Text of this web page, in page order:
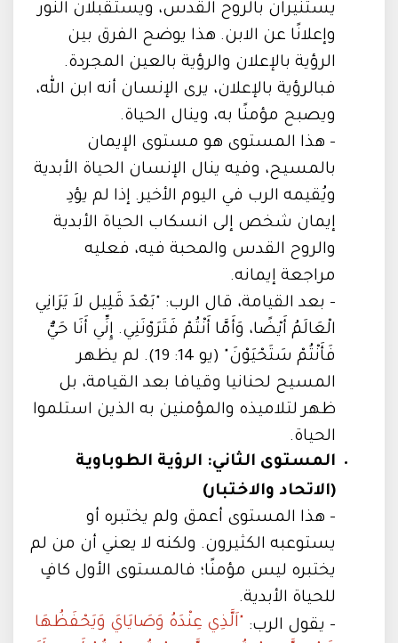
يستنيران بالروح القدس، ويستقبلان النور
وإعلانًا عن الابن. هذا يوضح الفرق بين
الرؤية بالإعلان والرؤية بالعين المجردة.
فبالرؤية بالإعلان، يرى الإنسان أنه ابن الله،
ويصبح مؤمنًا به، وينال الحياة.
- هذا المستوى هو مستوى الإيمان
بالمسيح، وفيه ينال الإنسان الحياة الأبدية
ويُقيمه الرب في اليوم الأخير. إذا لم يؤدِ
إيمان شخص إلى انسكاب الحياة الأبدية
والروح القدس والمحبة فيه، فعليه
مراجعة إيمانه.
- بعد القيامة، قال الرب: "بَعْدَ قَلِيل لاَ يَرَانِي
الْعَالَمُ أَيْضًا، وَأَمَّا أَنْتُمْ فَتَرَوْنَنِي. إِنِّي أَنَا حَيٌّ
فَأَنْتُمْ سَتَحْيَوْنَ" (يو 14: 19). لم يظهر
المسيح لحنانيا وقيافا بعد القيامة، بل
ظهر لتلاميذه والمؤمنين به الذين استلموا
الحياة.
المستوى الثاني: الرؤية الطوباوية
(الاتحاد والاختبار)
- هذا المستوى أعمق ولم يختبره أو
يستوعبه الكثيرون. ولكنه لا يعني أن من لم
يختبره ليس مؤمنًا؛ فالمستوى الأول كافٍ
للحياة الأبدية.
- يقول الرب: "اَلَّذِي عِنْدَهُ وَصَايَايَ وَيَحْفَظُهَا